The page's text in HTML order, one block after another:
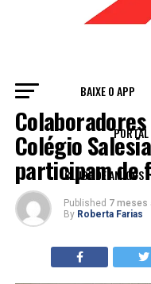
BAIXE O APP
CLUBE DE AMIGOS
INSTITUCIONAL
Colégio
participam de
Published 7 meses
By Roberta Farias